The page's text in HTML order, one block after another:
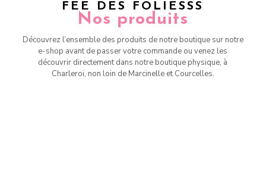
FEE DES FOLIESSS
Nos produits
Découvrez l’ensemble des produits de notre boutique sur notre
e-shop avant de passer votre commande ou venez les
découvrir directement dans notre boutique physique, à
Charleroi, non loin de Marcinelle et Courcelles.